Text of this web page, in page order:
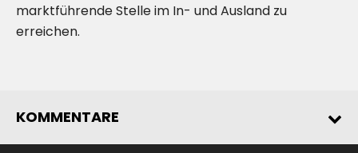
marktführende Stelle im In- und Ausland zu
erreichen.
KOMMENTARE